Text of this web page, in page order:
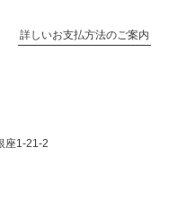
詳しいお支払方法のご案内
座1-21-2